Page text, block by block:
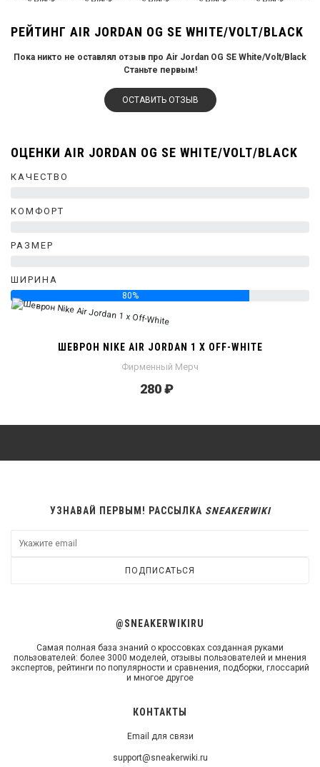
РЕЙТИНГ AIR JORDAN OG SE WHITE/VOLT/BLACK
Пока никто не оставлял отзыв про Air Jordan OG SE White/Volt/Black
Станьте первым!
ОСТАВИТЬ ОТЗЫВ
ОЦЕНКИ AIR JORDAN OG SE WHITE/VOLT/BLACK
КАЧЕСТВО
КОМФОРТ
РАЗМЕР
ШИРИНА
80%
ШЕВРОН NIKE AIR JORDAN 1 X OFF-WHITE
Фирменный Мерч
280 ₽
КОНТАКТЫ
Email для связи
support@sneakerwiki.ru
@SNEAKERWIKIRU
Самая полная база знаний о кроссовках созданная руками
пользователей: более 3000 моделей, отзывы пользователей и мнения
экспертов, рейтинги по популярности и сравнения, подборки, глоссарий
и многое другое
УЗНАВАЙ ПЕРВЫМ! РАССЫЛКА SNEAKERWIKI
ПОДПИСАТЬСЯ